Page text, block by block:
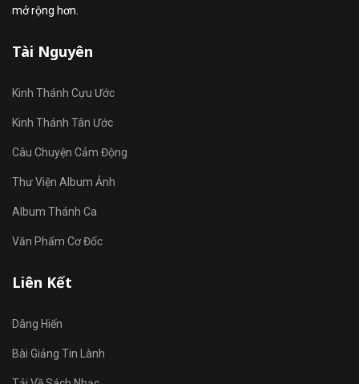
mở rộng hơn.
Tài Nguyên
Kinh Thánh Cựu Ước
Kinh Thánh Tân Ước
Câu Chuyện Cảm Động
Thư Viện Album Ảnh
Album Thánh Ca
Văn Phẩm Cơ Đốc
Liên Kết
Dâng Hiến
Bài Giảng Tin Lành